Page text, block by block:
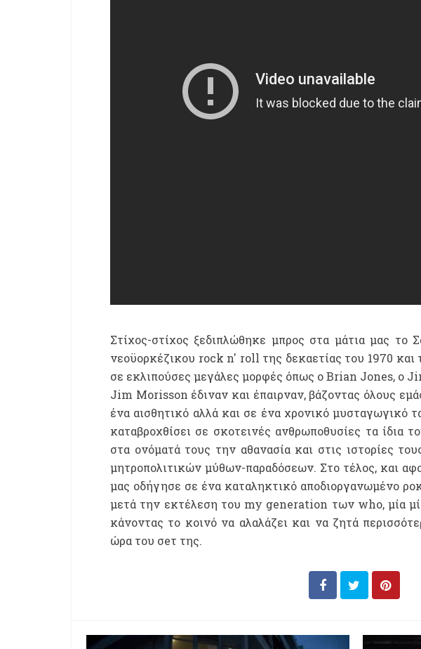
Στίχος-στίχος ξεδιπλώθηκε μπρος στα μάτια μας το
νεοϋορκέζικου rock n' roll της δεκαετίας του 1970 και
σε εκλιπούσες μεγάλες μορφές όπως οBrian Jones, o
Jim Morisson έδιναν και έπαιρναν, βάζοντας όλους
ένα αισθητικό αλλά και σε ένα χρονικό μυσταγωγικό
καταβροχθίσει σε σκοτεινές ανθρωποθυσίες τα ίδια
στα ονόματά τους την αθανασία και στις ιστορίες
μητροπολιτικών μύθων-παραδόσεων. Στο τέλος, και
μας οδήγησε σε ένα καταληκτικό αποδιοργανωμένο
μετά την εκτέλεση του my generation των who,μία
κάνοντας το κοινό να αλαλάζει και να ζητά
ώρα του σeτ της.